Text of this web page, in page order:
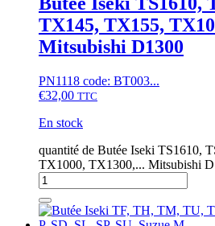
TX145, TX155,
Mitsubishi D1300
PN1118 code: BT003...
€32,00 TTC
En stock
quantité de Butée Iseki TS1610,
TX1000, TX1300,... Mitsubishi